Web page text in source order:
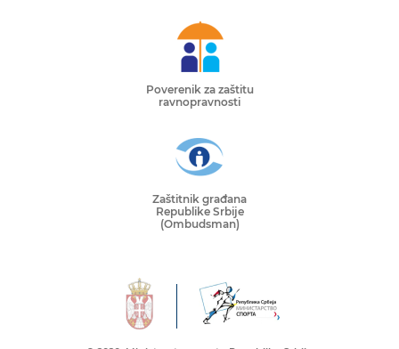
Poverenik za zaštitu
ravnopravnosti
Zaštitnik građana
Republike Srbije
(Ombudsman)